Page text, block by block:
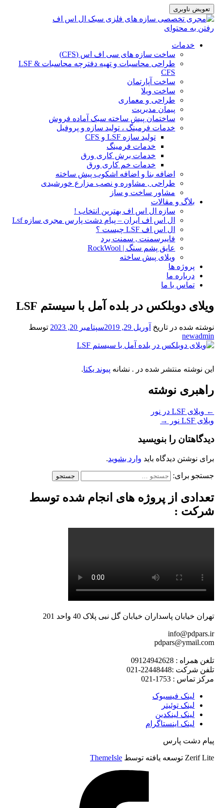
تعویض ناوبری
رفتن به محتوای
خدمات
ساخت سازه های سی اف اس (CFS)
طراحی محاسبات و تهیه دفترچه محاسبات LSF &
CFS
ساخت آپارتمان
ساخت ویلا
طراحی و معماری
پیمان مدیریت
ساختمان پیش ساخته سبک آماده فروش
خدمات فرمینگ ، تولید سازه و پروفیل
تولید سازه LSF و CFS
خدمات فرمینگ
خدمات برش کاری ورق
خدمات خم کاری ورق
اضافه بنا و اضافه اشکوب پیش ساخته
طراحی , مشاوره و نصب مزارع خورشیدی
مشاور ساخت و ساز
بلاگ و مقالات
سازه ال اس اف بهترین انتخاب !
ال اس اف ایران – پیام دشت پارس مجری سازه Lsf
ال اس اف LSF چیست ؟
فایبرسمنت , سمنت برد
عایق پشم سنگ | RockWool
ویلای پیش ساخته
پروژه ها
درباره ما
تماس با ما
ویلای دوبلکس در بلده آمل با سیستم LSF
نوشته شده در تاریخ آوریل 29, 2019 سپتامبر 20, 2023
توسط
newadmin
این نوشته منتشر شده در . نشانه پیوند یکتا.
راهبری نوشته
← ویلای LSF در نور
ویلای LSF نور
→
دیدگاهتان را بنویسید
برای نوشتن دیدگاه باید وارد بشوید.
جستجو برای:
تعدادی از پروژه های انجام شده توسط
شرکت :
تهران خیابان پاسداران خیابان گل نبی پلاک 40 واحد 201
info@pdpars.ir
pdpars@ymail.com
تلغن همراه : 09124942628
تلفن شرکت :22448448-021
مرکز تماس : 1753-021
لینک فیسبوک
لینک توئیتر
لینک لینکدین
لینک اینستاگرام
پیام دشت پارس
Zerif Lite توسعه یافته توسط ThemeIsle